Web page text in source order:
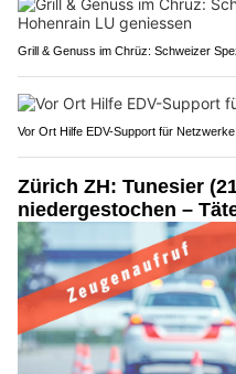
Grill & Genuss im Chrüz: Schweizer
Vor Ort Hilfe EDV-Support für
Zürich ZH: Tunesier
niedergestochen –